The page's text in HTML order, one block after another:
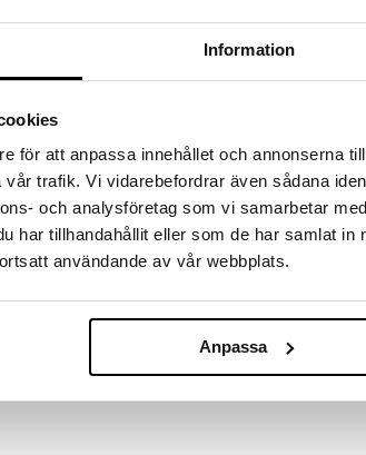
Information
för att anpassa innehållet och annonserna
trafik. Vi vidarebefordrar även sådana
och analysföretag som vi samarbetar
har tillhandahållit eller som de har samlat in
användande av vår webbplats.
Anpassa
öljyä ja ylläpitävät ihon kosteustasapainoa
iholle tai seerumin jälkeen